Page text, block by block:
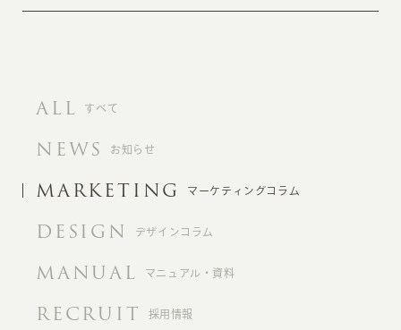
ALL すべて
NEWS お知らせ
MARKETING マーケティングコラム
DESIGN デザインコラム
MANUAL マニュアル・資料
RECRUIT 採用情報